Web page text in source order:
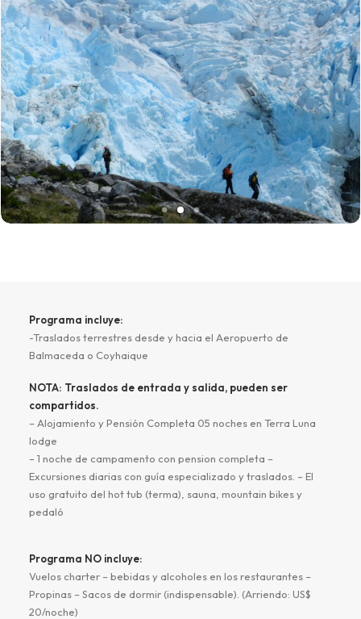
Programa incluye:
-Traslados terrestres desde y hacia el Aeropuerto de
Balmaceda o Coyhaique
NOTA: Traslados de entrada y salida, pueden ser
compartidos.
– Alojamiento y Pensión Completa 05 noches en Terra Luna
lodge
– 1 noche de campamento con pension completa –
Excursiones diarias con guía especializado y traslados. – El
uso gratuito del hot tub (terma), sauna, mountain bikes y
pedaló
Programa NO incluye:
Vuelos charter – bebidas y alcoholes en los restaurantes –
Propinas – Sacos de dormir (indispensable). (Arriendo: US$
20/noche)